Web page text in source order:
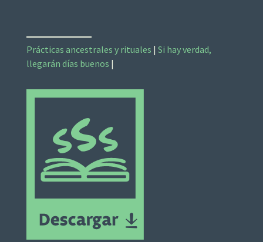
Prácticas ancestrales y rituales | Si hay verdad,
llegarán días buenos |